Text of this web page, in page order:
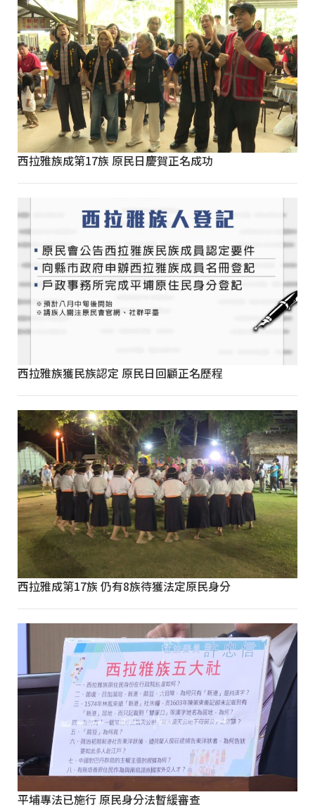
西拉雅族成第17族 原民日慶賀正名成功
西拉雅族獲民族認定 原民日回顧正名歷程
西拉雅成第17族 仍有8族待獲法定原民身分
平埔專法已施行 原民身分法暫緩審查